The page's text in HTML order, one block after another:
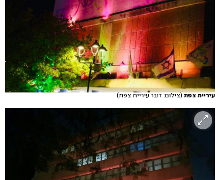
עיריית צפת (צילום: דובר עיריית צפת)